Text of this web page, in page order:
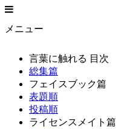
メニュー
言葉に触れる 目次
総集篇
フェイスブック篇
表題順
投稿順
ライセンスメイト篇